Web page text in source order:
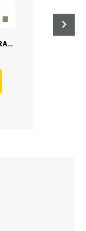
CANAPÉ ABATIBLE ECOPIEL GRAN CAPACIDAD